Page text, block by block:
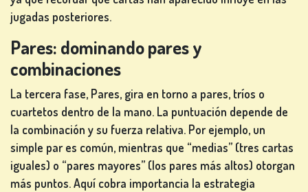
TIENDA
CLASIFICACIÓN
CAMBIAR
IDIOMA
jugadas posteriores.
Pares: dominando pares y
combinaciones
La tercera fase, Pares, gira en torno a pares, tríos o
cuartetos dentro de la mano. La puntuación depende de
la combinación y su fuerza relativa. Por ejemplo, un
simple par es común, mientras que “medias” (tres cartas
iguales) o “pares mayores” (los pares más altos) otorgan
más puntos. Aquí cobra importancia la estrategia